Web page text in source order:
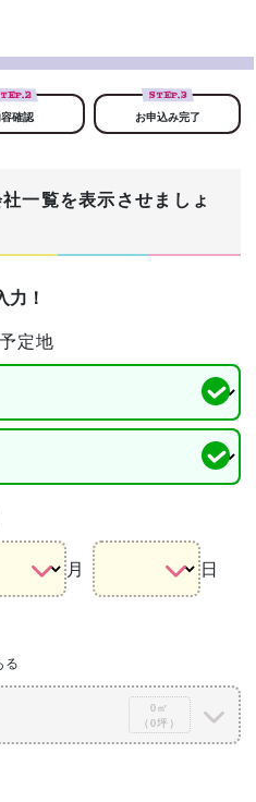
2
確認
STEP.3
お申込み完了
一覧を表示させましょ
力！
定地
月 日
る
0㎡
（0坪）